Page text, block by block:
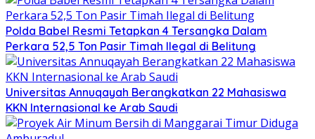
Polda Babel Resmi Tetapkan 4 Tersangka Dalam
Perkara 52,5 Ton Pasir Timah Ilegal di Belitung
Universitas Annuqayah Berangkatkan 22 Mahasiswa
KKN Internasional ke Arab Saudi